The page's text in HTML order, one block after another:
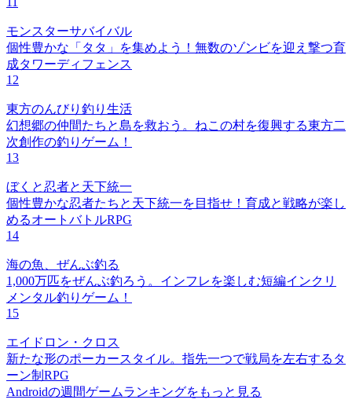
モンスターサバイバル
個性豊かな「タタ」を集めよう！無数のゾンビを迎え撃つ育
成タワーディフェンス
12
東方のんびり釣り生活
幻想郷の仲間たちと島を救おう。ねこの村を復興する東方二
次創作の釣りゲーム！
13
ぼくと忍者と天下統一
個性豊かな忍者たちと天下統一を目指せ！育成と戦略が楽し
めるオートバトルRPG
14
海の魚、ぜんぶ釣る
1,000万匹をぜんぶ釣ろう。インフレを楽しむ短編インクリ
メンタル釣りゲーム！
15
エイドロン・クロス
新たな形のポーカースタイル。指先一つで戦局を左右するタ
ーン制RPG
Androidの週間ゲームランキングをもっと見る